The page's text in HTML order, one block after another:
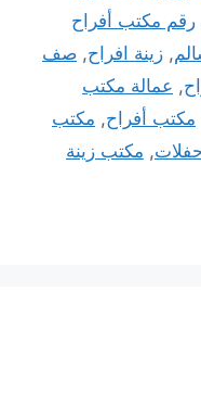
رقم مكتب أفراح
, زينة افراح, صف
, عمالة مكتب
مكتب أفراح, مكتب
, مكتب زينة